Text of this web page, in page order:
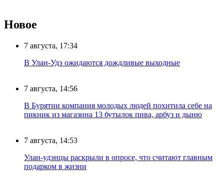
Новое
7 августа, 17:34
В Улан-Удэ ожидаются дождливые выходные
7 августа, 14:56
В Бурятии компания молодых людей похитила себе на
пикник из магазина 13 бутылок пива, арбуз и дыню
7 августа, 14:53
Улан-удэнцы раскрыли в опросе, что считают главным
подарком в жизни